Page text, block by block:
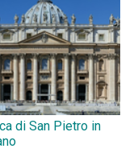
di San Pietro in